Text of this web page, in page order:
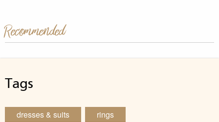
Recommended
Tags
dresses & suits
rings